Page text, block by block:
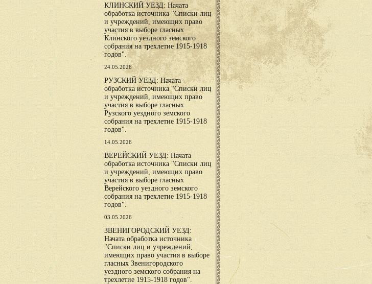
КЛИНСКИЙ УЕЗД: Начата
обработка источника "Списки лиц
и учреждений, имеющих право
участия в выборе гласных
Клинского уездного земского
собрания на трехлетие 1915-1918
годов".
24.05.2026
РУЗСКИЙ УЕЗД: Начата
обработка источника "Списки лиц
и учреждений, имеющих право
участия в выборе гласных
Рузского уездного земского
собрания на трехлетие 1915-1918
годов".
14.05.2026
ВЕРЕЙСКИЙ УЕЗД: Начата
обработка источника "Списки лиц
и учреждений, имеющих право
участия в выборе гласных
Верейского уездного земского
собрания на трехлетие 1915-1918
годов".
03.05.2026
ЗВЕНИГОРОДСКИЙ УЕЗД:
Начата обработка источника
"Списки лиц и учреждений,
имеющих право участия в выборе
гласных Звенигородского
уездного земского собрания на
трехлетие 1915-1918 годов".